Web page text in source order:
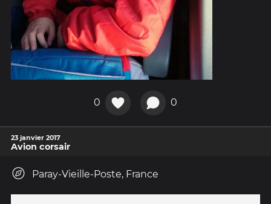
0 0
23 janvier 2017
Avion corsair
Paray-Vieille-Poste, France